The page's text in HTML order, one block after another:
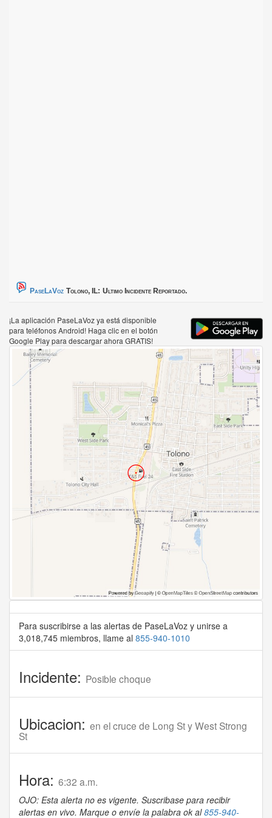
PaseLaVoz Tolono, IL: Ultimo Incidente Reportado.
¡La aplicación PaseLaVoz ya está disponible
para teléfonos Android! Haga clic en el botón
Google Play para descargar ahora GRATIS!
Para suscribirse a las alertas de PaseLaVoz y unirse a
3,018,745 miembros, llame al 855-940-1010
Incidente: Posible choque
Ubicacion: en el cruce de Long St y West Strong
St
Hora: 6:32 a.m.
OJO: Esta alerta no es vigente. Suscribase para recibir
alertas en vivo. Marque o envíe la palabra ok al855-940-